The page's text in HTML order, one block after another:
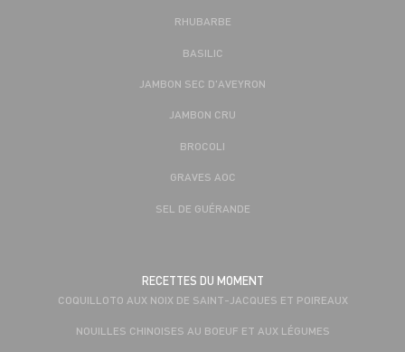
RHUBARBE
BASILIC
JAMBON SEC D'AVEYRON
JAMBON CRU
BROCOLI
GRAVES AOC
SEL DE GUÉRANDE
RECETTES DU MOMENT
COQUILLOTO AUX NOIX DE SAINT-JACQUES ET POIREAUX
NOUILLES CHINOISES AU BOEUF ET AUX LÉGUMES